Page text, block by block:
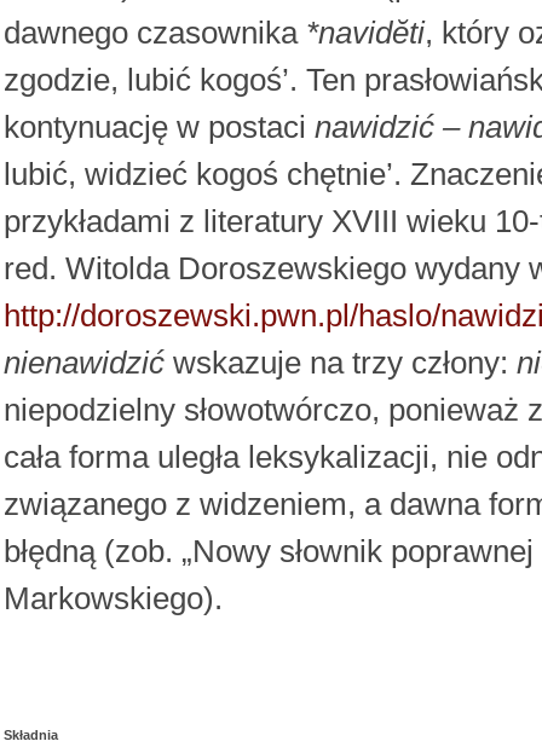
dawnego czasownika *navidĕti, który
zgodzie, lubić kogoś’. Ten
kontynuację w postaci nawidzić –
lubić, widzieć kogoś chętnie’.
przykładami z literatury XVIII wieku
red. Witolda Doroszewskiego wydany
http://doroszewski.pwn.pl/haslo/
nienawidzić wskazuje na trzy człony:
niepodzielny słowotwórczo,
cała forma uległa leksykalizacji, nie
związanego z widzeniem, a dawna
błędną (zob. „Nowy słownik
Markowskiego).
Składnia